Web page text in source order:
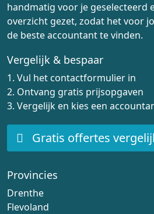
handmatig voor je geselecteerd
overzicht gezet, zodat het voor
de beste accountant te vinden.
Vergelijk & bespaar
1. Vul het contactformulier in
2. Ontvang gratis prijsopgaven
3. Vergelijk en kies een
Gratis offertes
Provincies
Drenthe
Flevoland